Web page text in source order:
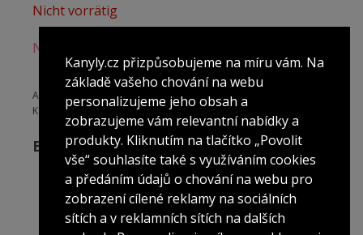
Nicht vorrätig
Nicht vorrätig
Artikelnummer:
FMS03-1-3
Kategorien:FMS ,Všechny produkty
Beschreibung
Kanyly.cz přizpůsobujeme na míru vám. Na
základě vašeho chování na webu
personalizujeme jeho obsah a
zobrazujeme vám relevantní nabídky a
produkty. Kliknutím na tlačítko „Povolit
vše“ souhlasíte také s využíváním cookies
a předáním údajů o chování na webu pro
zobrazení cílené reklamy na sociálních
sítích a v reklamních sítích na dalších